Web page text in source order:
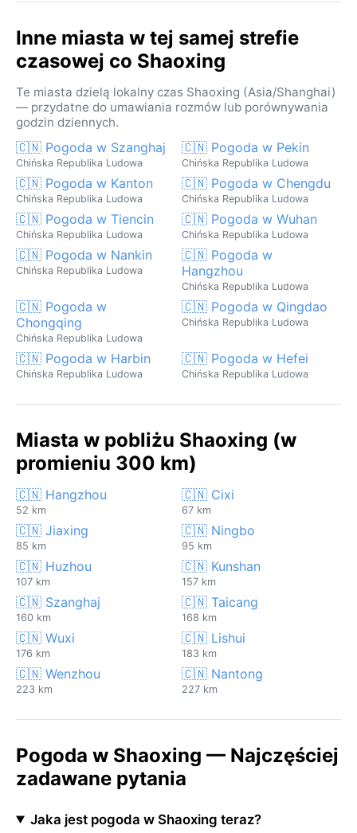
Inne miasta w tej samej strefie
czasowej co Shaoxing
Te miasta dzielą lokalny czas Shaoxing (Asia/Shanghai)
— przydatne do umawiania rozmów lub porównywania
godzin dziennych.
🇨🇳 Pogoda w Szanghaj
Chińska Republika Ludowa
🇨🇳 Pogoda w Pekin
Chińska Republika Ludowa
🇨🇳 Pogoda w Kanton
Chińska Republika Ludowa
🇨🇳 Pogoda w Chengdu
Chińska Republika Ludowa
🇨🇳 Pogoda w Tiencin
Chińska Republika Ludowa
🇨🇳 Pogoda w Wuhan
Chińska Republika Ludowa
🇨🇳 Pogoda w Nankin
Chińska Republika Ludowa
🇨🇳 Pogoda w
Hangzhou
Chińska Republika Ludowa
🇨🇳 Pogoda w
Chongqing
Chińska Republika Ludowa
🇨🇳 Pogoda w Qingdao
Chińska Republika Ludowa
🇨🇳 Pogoda w Harbin
Chińska Republika Ludowa
🇨🇳 Pogoda w Hefei
Chińska Republika Ludowa
Miasta w pobliżu Shaoxing (w
promieniu 300 km)
🇨🇳 Hangzhou
52 km
🇨🇳 Cixi
67 km
🇨🇳 Jiaxing
85 km
🇨🇳 Ningbo
95 km
🇨🇳 Huzhou
107 km
🇨🇳 Kunshan
157 km
🇨🇳 Szanghaj
160 km
🇨🇳 Taicang
168 km
🇨🇳 Wuxi
176 km
🇨🇳 Lishui
183 km
🇨🇳 Wenzhou
223 km
🇨🇳 Nantong
227 km
Pogoda w Shaoxing — Najczęściej
zadawane pytania
Jaka jest pogoda w Shaoxing teraz?